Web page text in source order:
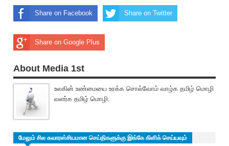
Share on Facebook Share on Twitter
Share on Google Plus
About Media 1st
உலகின் உண்மையை உரக்க சொல்வோம் வாழ்க தமிழ் மொழி
வளர்க தமிழ் மொழி.
மேலும் சில சுவாரஸ்சியமான செய்திகளுக்கு இங்கே கிளிக் செய்யவும்